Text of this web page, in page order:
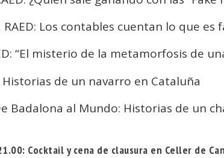
RAED: Los contables cuentan lo que
“El misterio de la metamorfosis de
Historias de un navarro en Cataluña
Badalona al Mundo: Historias de un
Cocktail y cena de clausura en Celler de